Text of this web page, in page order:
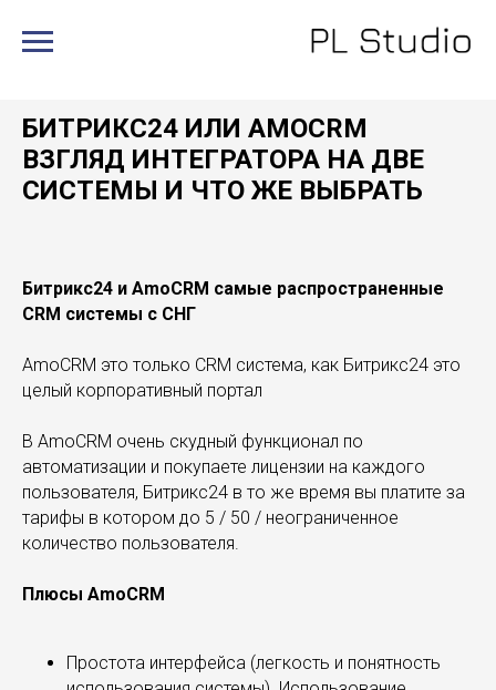
БИТРИКС24 ИЛИ AMOCRM
ВЗГЛЯД ИНТЕГРАТОРА НА ДВЕ
СИСТЕМЫ И ЧТО ЖЕ ВЫБРАТЬ
Битрикс24 и AmoCRM самые распространенные
CRM системы с СНГ
AmoCRM это только CRM система, как Битрикс24 это
целый корпоративный портал
В AmoCRM очень скудный функционал по
автоматизации и покупаете лицензии на каждого
пользователя, Битрикс24 в то же время вы платите за
тарифы в котором до 5 / 50 / неограниченное
количество пользователя.
Плюсы AmoCRM
Простота интерфейса (легкость и понятность